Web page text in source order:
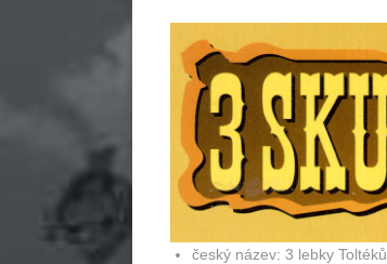
český název: 3 lebky Toltéků